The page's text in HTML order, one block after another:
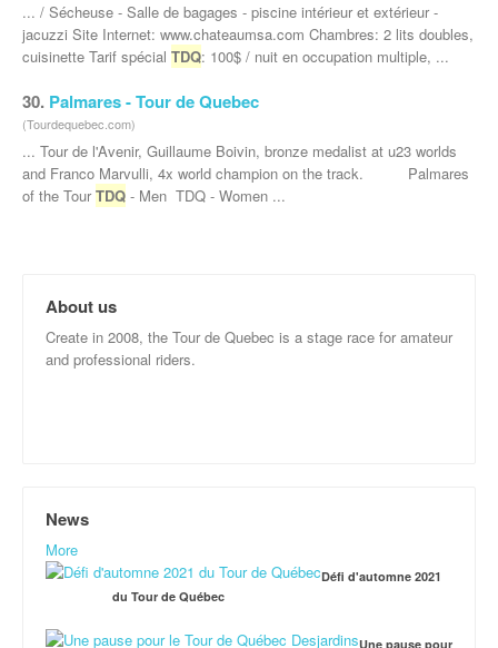
... / Sécheuse - Salle de bagages - piscine intérieur et extérieur -
jacuzzi Site Internet: www.chateaumsa.com Chambres: 2 lits doubles,
cuisinette Tarif spécial TDQ: 100$ / nuit en occupation multiple, ...
30. Palmares - Tour de Quebec
(Tourdequebec.com)
... Tour de l'Avenir, Guillaume Boivin, bronze medalist at u23 worlds
and Franco Marvulli, 4x world champion on the track. Palmares
of the Tour TDQ - Men TDQ - Women ...
About us
Create in 2008, the Tour de Quebec is a stage race for amateur
and professional riders.
News
More
Défi d'automne 2021
du Tour de Québec
Une pause pour